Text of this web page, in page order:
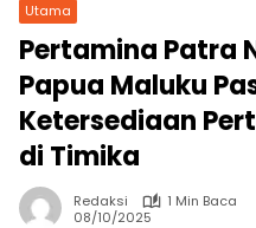
Utama
Pertamina Patra
Papua Maluku
Ketersediaan
di Timika
Redaksi
1 Min Baca
08/10/2025